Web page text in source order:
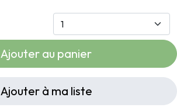
Ajouter au panier
Ajouter à ma liste